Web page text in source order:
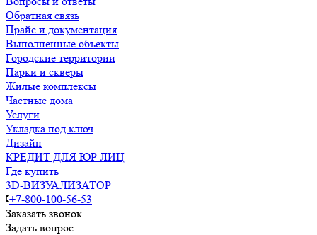
Обратная связь
Прайс и документация
Выполненные объекты
Городские территории
Парки и скверы
Жилые комплексы
Частные дома
Услуги
Укладка под ключ
Дизайн
КРЕДИТ ДЛЯ ЮР ЛИЦ
Где купить
3D-ВИЗУАЛИЗАТОР
+7-800-100-56-53
Заказать звонок
Задать вопрос